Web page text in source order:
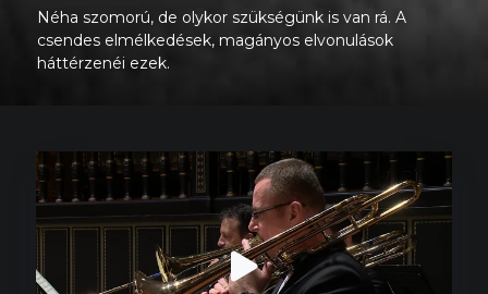
Néha szomorú, de olykor szükségünk is van rá. A
csendes elmélkedések, magányos elvonulások
háttérzenéi ezek.